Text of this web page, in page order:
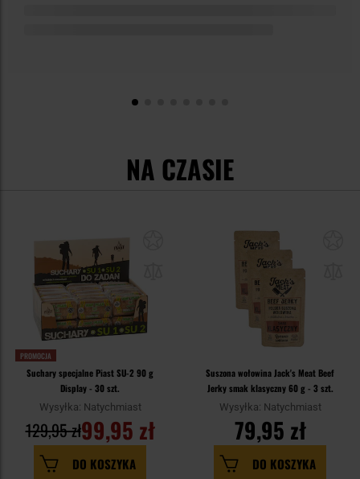
NA CZASIE
PROMOCJA
Suchary specjalne Piast SU-2 90 g
Display - 30 szt.
Wysyłka: Natychmiast
99,95 zł
129,95 zł
DO KOSZYKA
Suszona wołowina Jack's Meat Beef
Jerky smak klasyczny 60 g - 3 szt.
Wysyłka: Natychmiast
79,95 zł
DO KOSZYKA